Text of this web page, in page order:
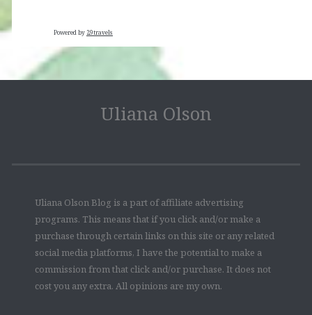
Powered by 29travels
Uliana Olson
Uliana Olson Blog is a part of affiliate advertising
programs. This means that if you click and/or make a
purchase through certain links on this site or any related
social media platforms, I have the potential to make a
commission from that click and/or purchase. It does not
cost you any extra. All opinions are my own.